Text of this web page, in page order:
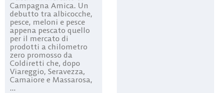
Campagna Amica. Un
debutto tra albicocche,
pesce, meloni e pesce
appena pescato quello
per il mercato di
prodotti a chilometro
zero promosso da
Coldiretti che, dopo
Viareggio, Seravezza,
Camaiore e Massarosa,
...